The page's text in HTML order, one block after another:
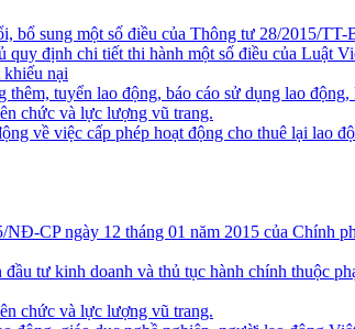
sung một số điều của Thông tư 28/2015/
định chi tiết thi hành một số điều của Luật
nại
tuyển lao động, báo cáo sử dụng lao
chức và lực lượng vũ trang.
về việc cấp phép hoạt động cho thuê lại lao
CP ngày 12 tháng 01 năm 2015 của Chính
tư kinh doanh và thủ tục hành chính thuộc
chức và lực lượng vũ trang.